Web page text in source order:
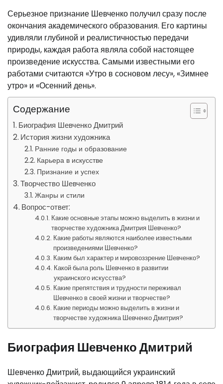
Серьезное признание Шевченко получил сразу после
окончания академического образования. Его картины
удивляли глубиной и реалистичностью передачи
природы, каждая работа являла собой настоящее
произведение искусства. Самыми известными его
работами считаются «Утро в сосновом лесу», «Зимнее
утро» и «Осенний день».
Содержание
Биография Шевченко Дмитрий
История жизни художника
Ранние годы и образование
Карьера в искусстве
Признание и успех
Творчество Шевченко
Жанры и стили
Вопрос-ответ:
Какие основные этапы можно выделить в жизни и
творчестве художника Дмитрия Шевченко?
Какие работы являются наиболее известными
произведениями Шевченко?
Каким был характер и мировоззрение Шевченко?
Какой была роль Шевченко в развитии
украинского искусства?
Какие препятствия и трудности переживал
Шевченко в своей жизни и творчестве?
Какие периоды можно выделить в жизни и
творчестве художника Шевченко Дмитрия?
Биография Шевченко Дмитрий
Шевченко Дмитрий, выдающийся украинский